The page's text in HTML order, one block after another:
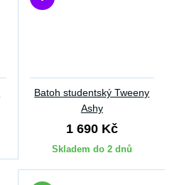
Batoh studentský Tweeny
Ashy
1 690 Kč
Skladem do 2 dnů